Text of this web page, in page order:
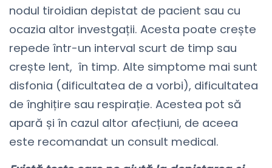
nodul tiroidian depistat de pacient sau cu
ocazia altor investgații. Acesta poate crește
repede într-un interval scurt de timp sau
crește lent, în timp. Alte simptome mai sunt
disfonia (dificultatea de a vorbi), dificultatea
de înghițire sau respirație. Acestea pot să
apară și în cazul altor afecțiuni, de aceea
este recomandat un consult medical.